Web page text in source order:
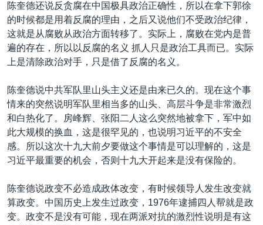
陈奎德还说反贪腐在中国极具政治正确性，所以在拿下郭徐
的时候都是用着反腐的理由，之后又说他们不受政治纪律，
这就是从腐败从政治方面转移了。实际上，腐败在党内是普
遍的存在，所以以反腐的名义 抓人只是政治工具而已。实际
上是清除政治对手，只是借了反腐的名义。
陈奎德说中共军队里山头主义还是由来已久的。现在这个事
情来的突然说明军队里相当多的山头、高层斗争是非常激烈
和白热化了。房峰辉、张阳二人这么突然地被拿下，军中如
此大规模的换血，这是很罕见的，也说明习近平的不安全
感。所以这次十九大前夕要做这个事情是可以理解的，这是
习近平最重要的机会，否则十九大开起来是没有保险的。
陈奎德说政变不必造成政体改变，有时候领导人发生改变就
算政变。中国历史上发生过政变，1976年逮捕四人帮就是政
变。政变不是没有可能，现在两派对抗的激烈性说明是有这